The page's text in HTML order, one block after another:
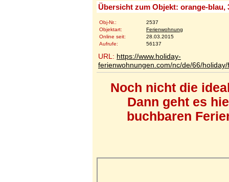
Übersicht zum Objekt: orange-blau,
Obj-Nr.:
2537
Objektart:
Ferienwohnung
Online seit:
28.03.2015
Aufrufe:
56137
URL: https://www.holiday-
ferienwohnungen.com/nc/de/66/
Noch nicht die
Dann geht es
buchbaren